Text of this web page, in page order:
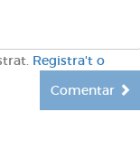
Registra't o
Comentar